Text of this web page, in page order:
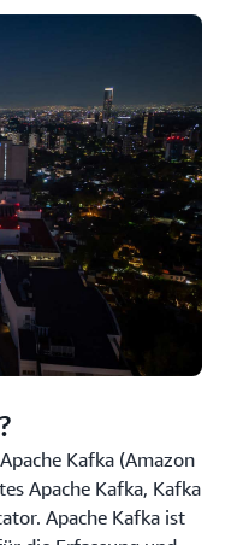
Kafka (Amazon
Apache Kafka, Kafka
Apache Kafka ist